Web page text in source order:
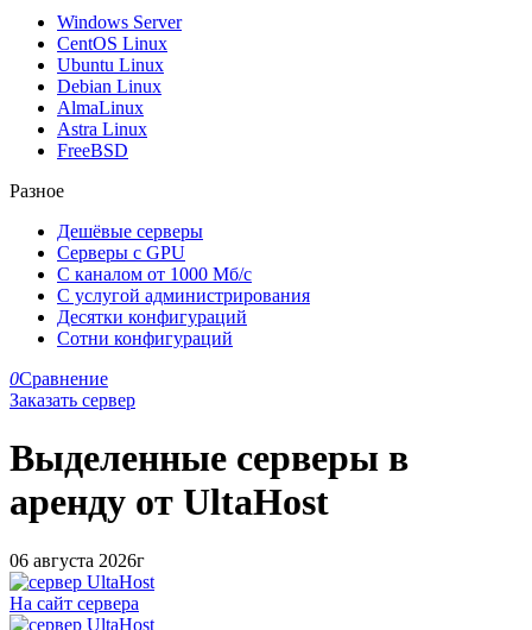
Windows Server
CentOS Linux
Ubuntu Linux
Debian Linux
AlmaLinux
Astra Linux
FreeBSD
Разное
Дешёвые серверы
Серверы с GPU
С каналом от 1000 Мб/с
С услугой администрирования
Десятки конфигураций
Сотни конфигураций
0Сравнение
Заказать сервер
Выделенные серверы в
аренду от UltaHost
06 августа 2026г
На сайт сервера